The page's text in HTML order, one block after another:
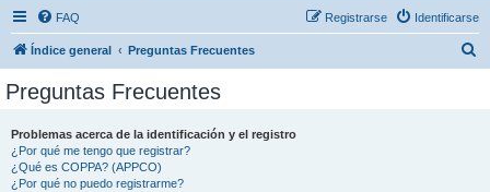
FAQ Identificarse
Registrarse
Índice general Preguntas Frecuentes
Preguntas Frecuentes
Problemas acerca de la identificación y el registro
¿Por qué me tengo que registrar?
¿Qué es COPPA? (APPCO)
¿Por qué no puedo registrarme?